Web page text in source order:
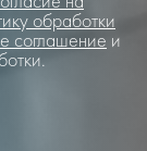
обработки
соглашение и